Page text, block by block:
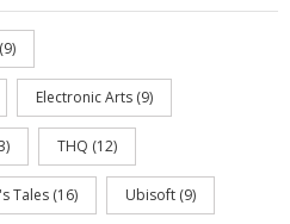
(9)
Electronic Arts (9)
THQ (12)
Tales (16) Ubisoft (9)